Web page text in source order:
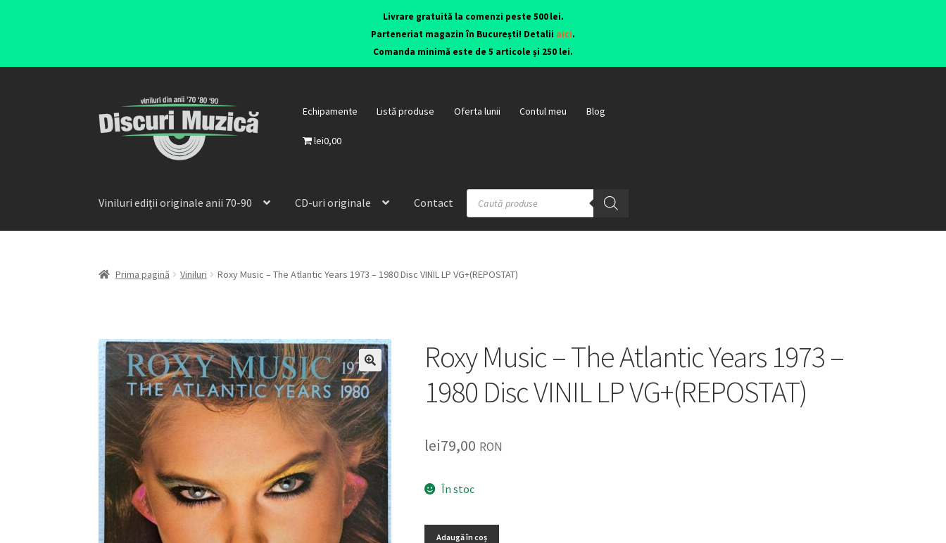
Livrare gratuită la comenzi peste 500 lei.
Parteneriat magazin în București! Detalii aici.
Comanda minimă este de 5 articole și 250 lei.
Echipamente Listă produse Oferta lunii Contul meu Blog
lei0,00
Viniluri ediții originale anii 70-90 CD-uri originale Contact
Prima pagină Viniluri Roxy Music – The Atlantic Years 1973 – 1980 Disc VINIL LP VG+(REPOSTAT)
🔍
Roxy Music – The Atlantic Years 1973 –
1980 Disc VINIL LP VG+(REPOSTAT)
lei79,00 RON
În stoc
Adaugă în coș